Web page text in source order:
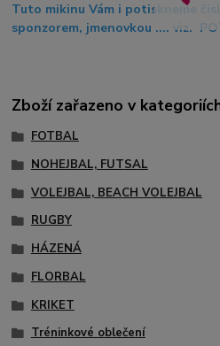
Tuto mikinu Vám i potiskneme
sponzorem, jmenovkou .... viz.
Zboží zařazeno v
FOTBAL
NOHEJBAL, FUTSAL
VOLEJBAL, BEACH VOLEJBAL
RUGBY
HÁZENÁ
FLORBAL
KRIKET
Tréninkové oblečení